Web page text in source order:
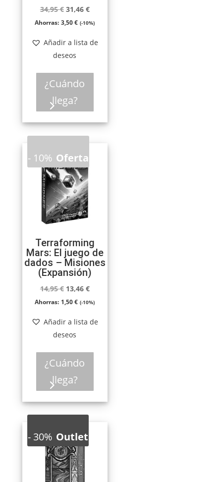
34,95€ El
precio
era:
34,95 €.
31,46 €El
precio
es:
Ahorras: 3,50€ (-10%)
Añadir a lista de
deseos
¿Cuándo
llega?
-10% Oferta
Terraforming
Mars: El juego de
dados – Misiones
(Expansión)
14,95€ El
precio
era:
14,95 €.
13,46 €El
precio
es:
Ahorras: 1,50€ (-10%)
Añadir a lista de
deseos
¿Cuándo
llega?
-30% Outlet